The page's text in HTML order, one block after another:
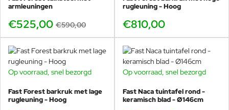
geeft cursussen en workshops aan universiteiten, vooral in
subjectiviteit van de ontwerper bij het observeren van de
werkelijkheid, om zo een meer indringende en solide kritische
geest te ontwikkelen.
armleuningen
€525,00 €590,00
rugleuning - Hoog
€810,00
Op voorraad, snel bezorgd
Fast Forest barkruk met lage
rugleuning - Hoog
Op voorraad, snel bezorgd
Fast Naca tuintafel rond -
keramisch blad - Ø146cm